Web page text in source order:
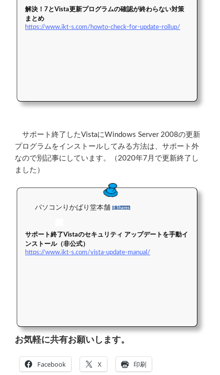
解決！7とVista更新プログラムの確認が終わらない対策
まとめ
https://www.ikt-s.com/howto-check-for-update-rollup/
サポート終了したVistaにWindows Server 2008の更新
プログラムをインストールしてみる方法は、サポート外
なので別記事にしています。（2020年7月で更新終了し
ました）
パソコンりかばり堂本舗 8 Shares
サポート終了Vistaのセキュリティ アップデートを手動イ
ンストール（非公式）
https://www.ikt-s.com/vista-update-manual/
お気軽に共有お願いします。
Facebook X 印刷